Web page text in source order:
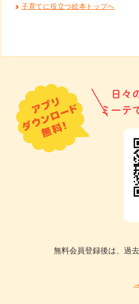
子育てに役立つ絵本トップへ
日々
ミーテ
無料会員登録後は、過